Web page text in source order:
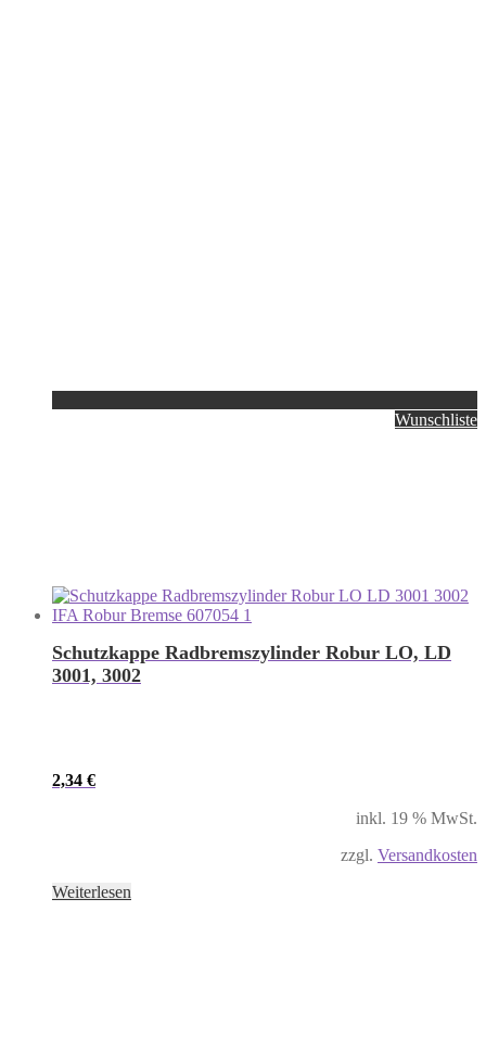
Wunschliste
Schutzkappe Radbremszylinder Robur LO, LD
3001, 3002
2,34 €
inkl. 19 % MwSt.
zzgl. Versandkosten
Weiterlesen